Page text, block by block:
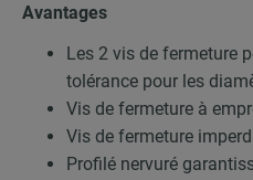
Avantages
Les 2 vis de fermeture
tolérance pour les
Vis de fermeture à
Vis de fermeture
Profilé nervuré